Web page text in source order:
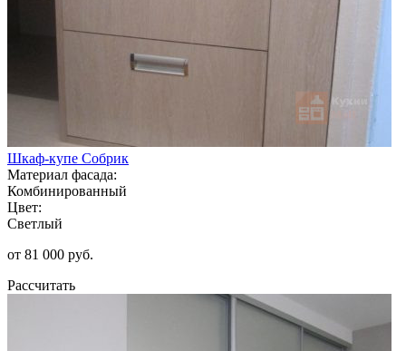
Шкаф-купе Собрик
Материал фасада:
Комбинированный
Цвет:
Светлый
от 81 000 руб.
Рассчитать